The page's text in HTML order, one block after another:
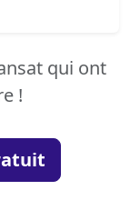
qui ont
!